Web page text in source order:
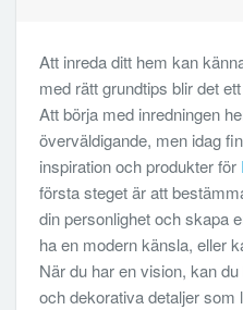
Att inreda ditt hem kan
med rätt grundtips blir det
Att börja med inredningen
överväldigande, men idag
inspiration och produkter för
första steget är att
din personlighet och skapa
ha en modern känsla, eller
När du har en vision, kan
och dekorativa detaljer som